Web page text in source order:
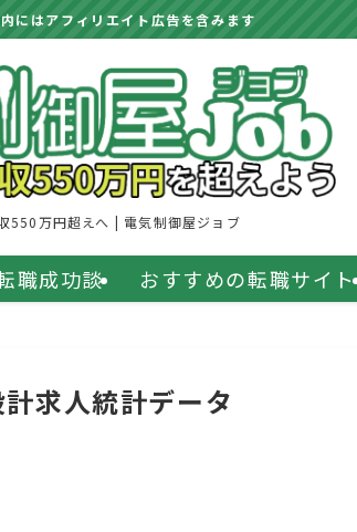
にはアフィリエイト広告を含みます
550万円超えへ | 電気制御屋ジョブ
職成功談 おすすめの転職サイト
求人統計データ